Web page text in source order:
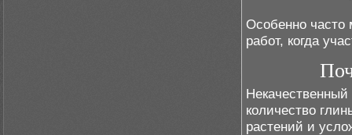
Особенно часто
работ, когда
количество
растений и